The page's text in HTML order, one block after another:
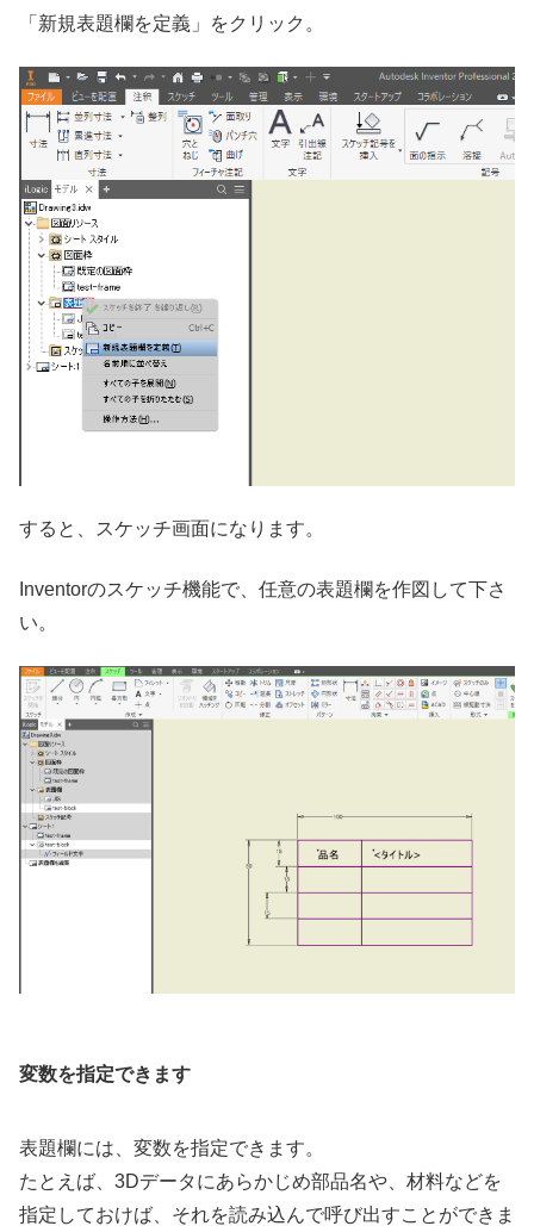
「新規表題欄を定義」をクリック。
すると、スケッチ画面になります。
Inventorのスケッチ機能で、任意の表題欄を作図して下さ
い。
変数を指定できます
表題欄には、変数を指定できます。
たとえば、3Dデータにあらかじめ部品名や、材料などを
指定しておけば、それを読み込んで呼び出すことができま